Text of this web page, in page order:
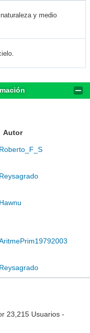
y medio
Autor
Roberto_F_S
Reysagrado
Hawnu
Reysagrado
23,215 Usuarios -